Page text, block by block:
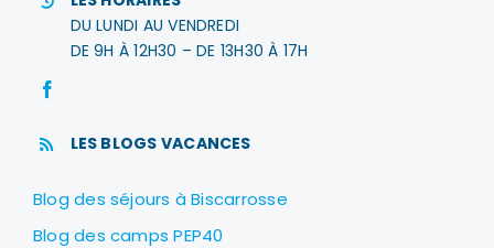
DU LUNDI AU VENDREDI
DE 9H À 12H30 – DE 13H30 À 17H
LES BLOGS VACANCES
Blog des séjours à Biscarrosse
Blog des camps PEP40